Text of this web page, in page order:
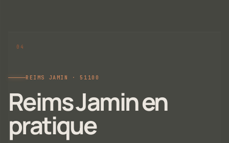
REIMS JAMIN · 51100
Reims Jamin en
pratique